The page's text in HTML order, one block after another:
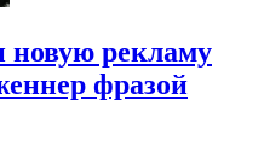
рекламу
фразой